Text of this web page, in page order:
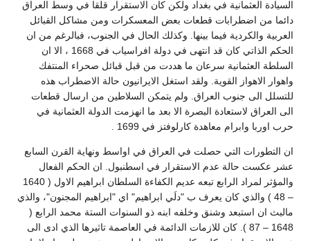
السيادة العثمانية في بغداد ولكن كان الاستقرار قلقا في وسط العراق
دائما من اضطرابات قطعات بعض المعسكرات ومن مشاكل القبائل
العربية والكردية فيما بينها. وكذلك الحال في الجنوب، فبالرغم من ان
الحكم الذاتي كان قد انتهى في دولة افراسياب في 1668 ، الا ان
السلطة العثمانية سرعان ما هددت من قبل قبائل صحراء المنتفك
واهوار الاهواز القوية. ولقد استغل الايرانيون حالة الاضطراب هذه
للتسلل الى جنوب العراق. ولم يتمكن السلاطين من ارسال قطعات
الى العراق لاستعادة البصرة الا بعد ما انهزمت الدولة العثمانية في
حرب اوربا وابرام معاهدة كارلوفتز في 1699 .
ان التطورات التي حصلت في العراق في اواسط ونهاية القرن السابع
عشر عكست حالة عدم الاستقرار في اسطنبول. ان الحكم الفعال
والمؤثر لمراد الرابع تبعه عديم الكفاءة السلطان ابراهيم الاول ( 1640
– 48 ) والذي كان يعرف ب "دلَي ابراهيم" اي "ابراهيم المجنون"، والذي
مالبث ان استبعد وشنق وخلفه ابنه ذو السنوات الستة محمد الرابع (
1648 – 87 ). كان للازمات الدائمة في العاصمة تاثيرها الذي ادى الى